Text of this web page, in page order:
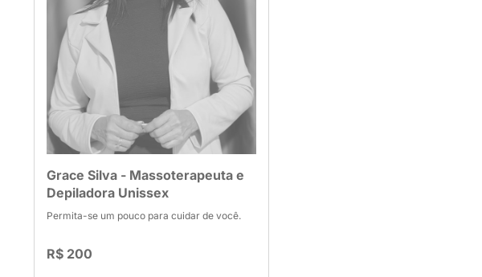
Grace Silva - Massoterapeuta e
Depiladora Unissex
Permita-se um pouco para cuidar de você.
R$ 200